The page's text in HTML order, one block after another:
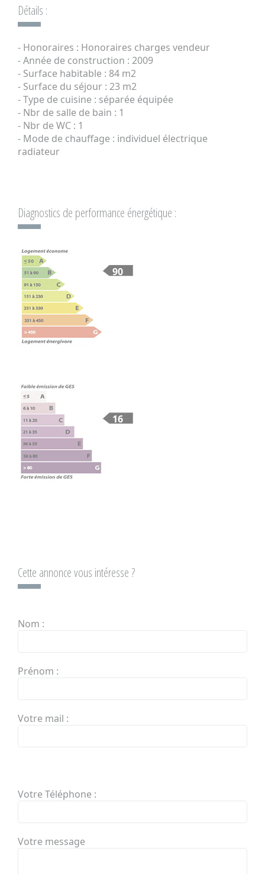
Détails :
- Honoraires : Honoraires charges vendeur
- Année de construction : 2009
- Surface habitable : 84 m2
- Surface du séjour : 23 m2
- Type de cuisine : séparée équipée
- Nbr de salle de bain : 1
- Nbr de WC : 1
- Mode de chauffage : individuel électrique
radiateur
Diagnostics de performance énergétique :
90
16
Cette annonce vous intéresse ?
Nom :
Prénom :
Votre mail :
Votre Téléphone :
Votre message